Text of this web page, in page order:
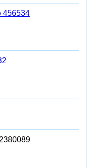
456534